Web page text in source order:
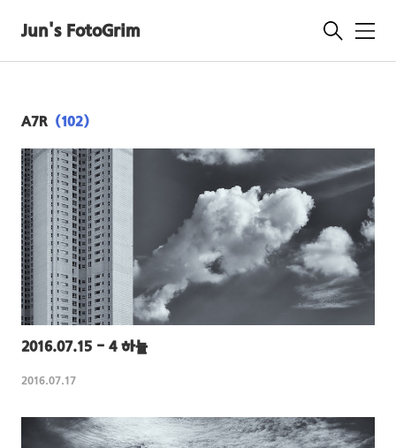
Jun's FotoGrim
메
A7R (102)
2016.07.15 - 4 하늘
2016.07.17